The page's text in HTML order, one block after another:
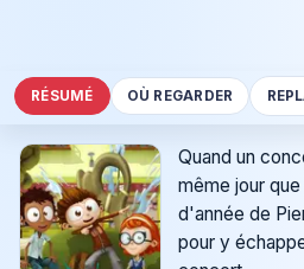
RÉSUMÉ OÙ REGARDER
Quand un
même jour
d'année de
pour y